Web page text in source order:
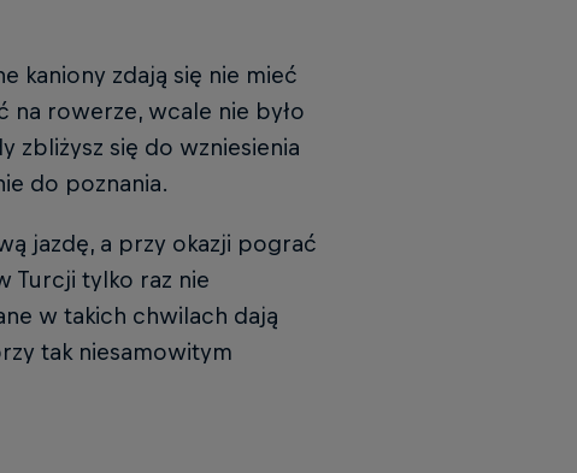
kaniony zdają się nie mieć
na rowerze, wcale nie było
zbliżysz się do wzniesienia
do poznania.
jazdę, a przy okazji pograć
Turcji tylko raz nie
w takich chwilach dają
tak niesamowitym